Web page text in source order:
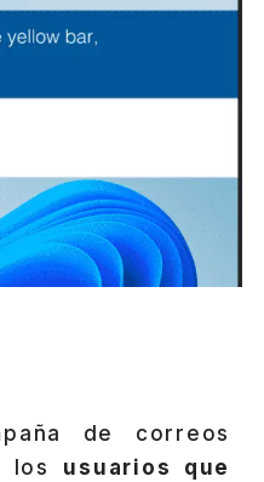
de correos
los usuarios que